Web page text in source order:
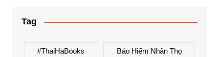
Tag
#ThaiHaBooks Bảo Hiểm Nhân Thọ